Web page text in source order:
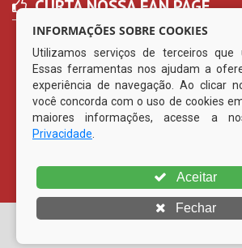
CURTA NOSSA FAN PAGE
© Copyright 2026 Prefeitura Municipal de
INFORMAÇÕES SOBRE COOKIES
Utilizamos serviços de terceiros que
Essas ferramentas nos ajudam a
experiência de navegação. Ao clicar
você concorda com o uso de cookies
maiores informações, acesse a
Privacidade
Aceitar
Fechar